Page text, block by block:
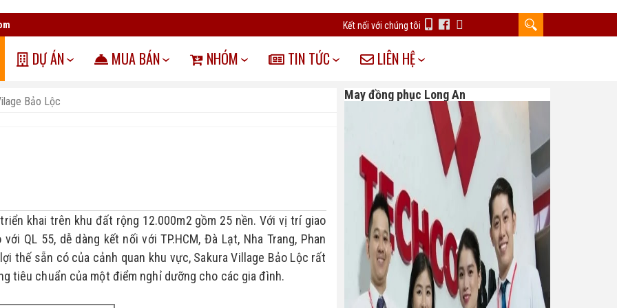
Kết nối với chúng tôi
DỰ ÁN MUA BÁN NHÓM TIN TỨC LIÊN HỆ
Bảo Lộc
khai trên khu đất rộng 12.000m2 gồm 25 nền. Với vị trí giao
QL 55, dễ dàng kết nối với TP.HCM, Đà Lạt, Nha Trang, Phan
thế sẵn có của cảnh quan khu vực, Sakura Village Bảo Lộc rất
tiêu chuẩn của một điểm nghỉ dưỡng cho các gia đình.
May đồng phục Long An